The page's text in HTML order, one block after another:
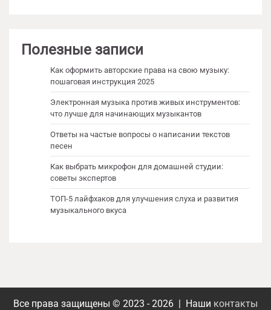
Полезные записи
Как оформить авторские права на свою музыку:
пошаговая инструкция 2025
Электронная музыка против живых инструментов:
что лучше для начинающих музыкантов
Ответы на частые вопросы о написании текстов
песен
Как выбрать микрофон для домашней студии:
советы экспертов
ТОП-5 лайфхаков для улучшения слуха и развития
музыкального вкуса
Все права защищены © 2023 - 2026 | Наши контакты